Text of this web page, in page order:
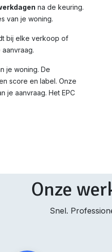
na de keuring.
van je woning.
bij elke verkoop of
je woning. De
score en label. Onze
je aanvraag. Het EPC
Onze
Snel.